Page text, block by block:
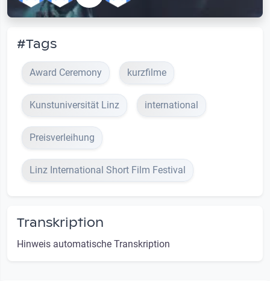
#Tags
Award Ceremony kurzfilme
Kunstuniversität Linz international
Preisverleihung
Linz International Short Film Festival
Transkription
Hinweis automatische Transkription